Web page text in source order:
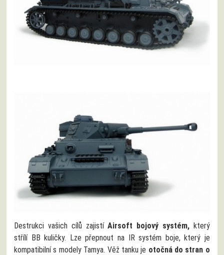
Destrukci vašich cílů zajistíAirsoft bojový systém, který
střílí BB kuličky. Lze přepnout na IR systém boje, který je
kompatibilní s modely Tamya. Věž tanku je otočná do stran o